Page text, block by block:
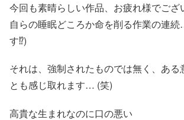
今回も素晴らしい作品、お疲れ様でござ
自らの睡眠どころか命を削る作業の連
す⁉︎)
それは、強制されたものでは無く、ある
とも感じ取れます… (笑)
高貴な生まれなのに口の悪い